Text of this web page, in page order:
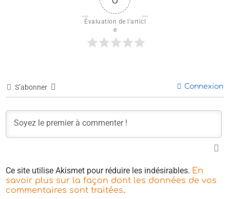
Évaluation de l'articl
e
S’abonner Connexion
Ce site utilise Akismet pour réduire les indésirables. En
savoir plus sur la façon dont les données de vos
commentaires sont traitées.